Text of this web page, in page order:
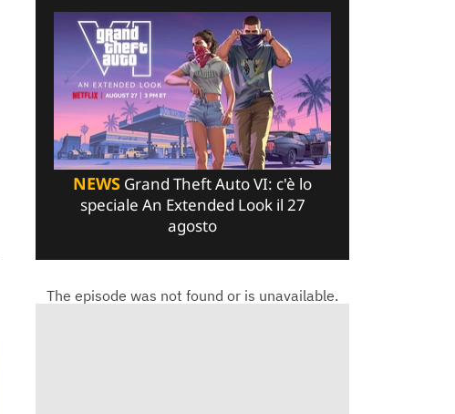
NEWS Grand Theft Auto VI: c'è lo
speciale An Extended Look il 27
agosto